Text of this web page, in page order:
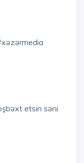
etsin səni